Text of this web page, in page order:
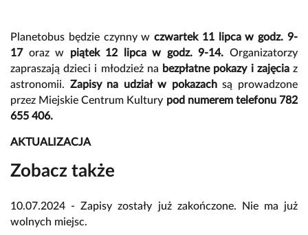
Planetobus będzie czynny w czwartek 11 lipca w godz. 9-
17 oraz w piątek 12 lipca w godz. 9-14.Organizatorzy
zapraszają dzieci i młodzież na bezpłatne pokazy i zajęciaz
astronomii. Zapisy na udział w pokazachsą prowadzone
przez Miejskie Centrum Kultury pod numerem telefonu 782
655 406.
AKTUALIZACJA
Zobacz także
10.07.2024 - Zapisy zostały już zakończone. Nie ma już
wolnych miejsc.